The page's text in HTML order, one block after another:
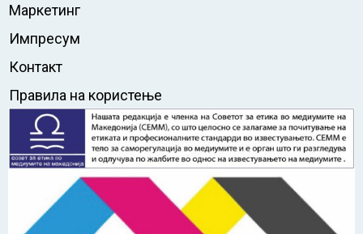
Маркетинг
Импресум
Контакт
Правила на користење